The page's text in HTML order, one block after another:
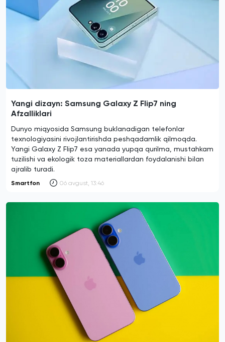
Yangi dizayn: Samsung Galaxy Z Flip7 ning
Afzalliklari
Dunyo miqyosida Samsung buklanadigan telefonlar
texnologiyasini rivojlantirishda peshqadamlik qilmoqda.
Yangi Galaxy Z Flip7 esa yanada yupqa qurilma, mustahkam
tuzilishi va ekologik toza materiallardan foydalanishi bilan
ajralib turadi.
Smartfon 06 avgust, 13:46